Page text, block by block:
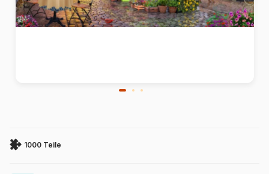
1000 Teile